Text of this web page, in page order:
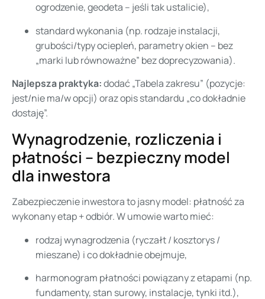
ogrodzenie, geodeta – jeśli tak ustalicie),
standard wykonania (np. rodzaje instalacji,
grubości/typy ociepleń, parametry okien – bez
„marki lub równoważne” bez doprecyzowania).
Najlepsza praktyka:dodać „Tabela zakresu” (pozycje:
jest/nie ma/w opcji) oraz opis standardu „co dokładnie
dostaję”.
Wynagrodzenie, rozliczenia i
płatności – bezpieczny model
dla inwestora
Zabezpieczenie inwestora to jasny model: płatność za
wykonany etap + odbiór. W umowie warto mieć:
rodzaj wynagrodzenia (ryczałt / kosztorys /
mieszane) i co dokładnie obejmuje,
harmonogram płatności powiązany z etapami (np.
fundamenty, stan surowy, instalacje, tynki itd.),